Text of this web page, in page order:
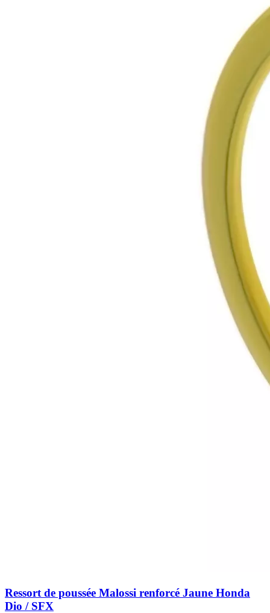
Ressort de poussée Malossi renforcé Jaune Honda
Dio / SFX